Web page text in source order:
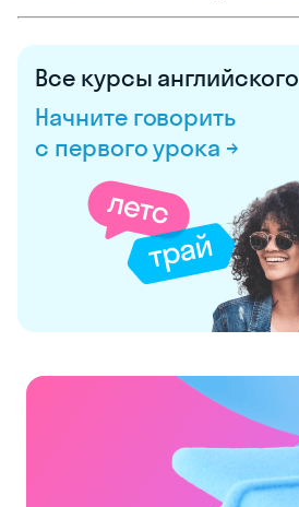
Все курсы английского
Начните говорить
с первого урока →